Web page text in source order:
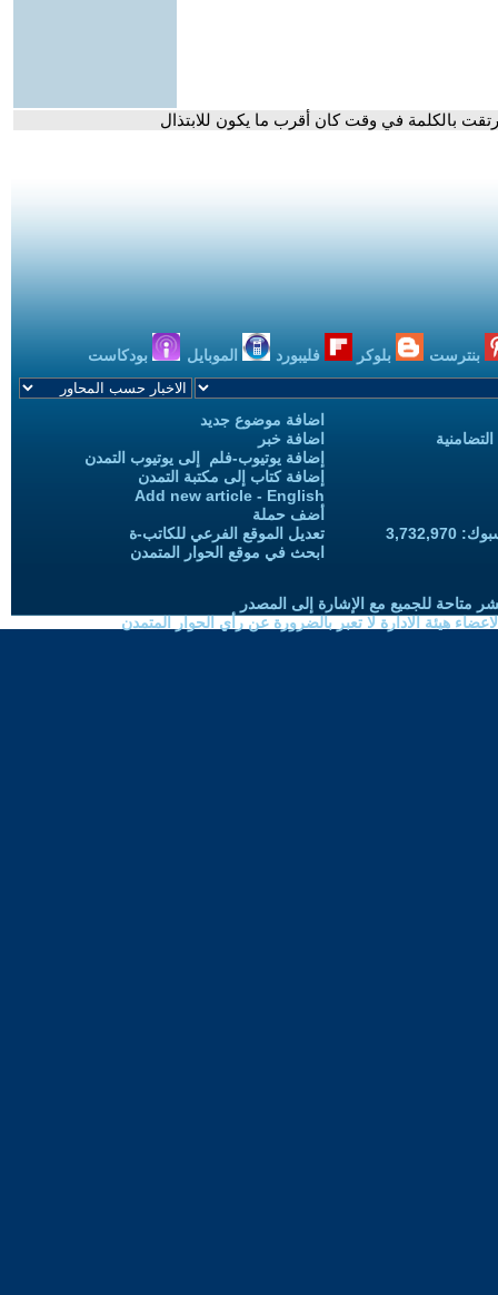
بالكلمة في وقت كان أقرب ما يكون للابتذال
بنترست بلوكر فليبورد الموبايل بودكاست
اضافة موضوع جديد
اضافة خبر
إضافة يوتيوب-فلم إلى يوتيوب التمدن
إضافة كتاب إلى مكتبة التمدن
Add new article - English
أضف حملة
تعديل الموقع الفرعي للكاتب-ة
ابحث في موقع الحوار المتمدن
متاحة للجميع مع الإشارة إلى المصدر
هيئة الادارة لا تعبر بالضرورة عن رأي الحوار المتمدن